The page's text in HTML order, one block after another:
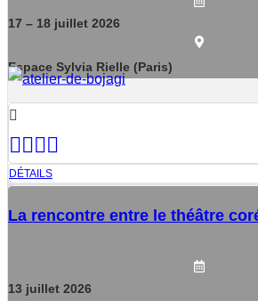
17 – 18 juillet 2026
Espace Sylvia Rielle (Paris)
DÉTAILS
La rencontre entre le théâtre
13 juillet 2026